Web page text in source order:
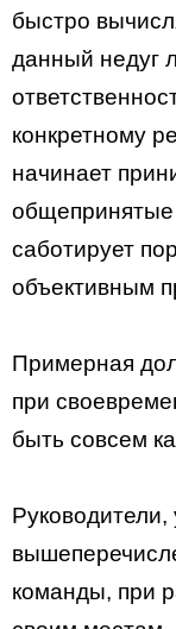
быстро
данный недуг
конкретному
начинает
общепринятые
саботирует
объективным
Примерная
при
быть совсем
команды, при